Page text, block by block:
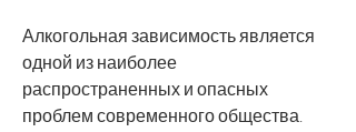
Алкогольная зависимость является
одной из наиболее
распространенных и опасных
проблем современного общества.